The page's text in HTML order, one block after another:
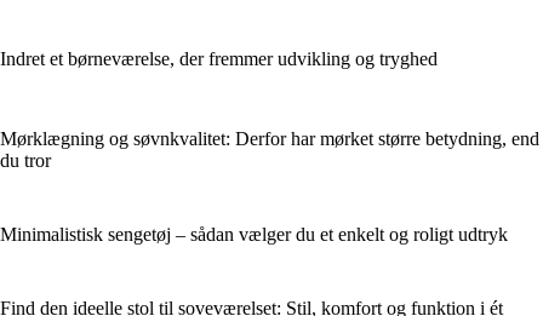
Indret et børneværelse, der fremmer udvikling og tryghed
Mørklægning og søvnkvalitet: Derfor har mørket større betydning, end
du tror
Minimalistisk sengetøj – sådan vælger du et enkelt og roligt udtryk
Find den ideelle stol til soveværelset: Stil, komfort og funktion i ét